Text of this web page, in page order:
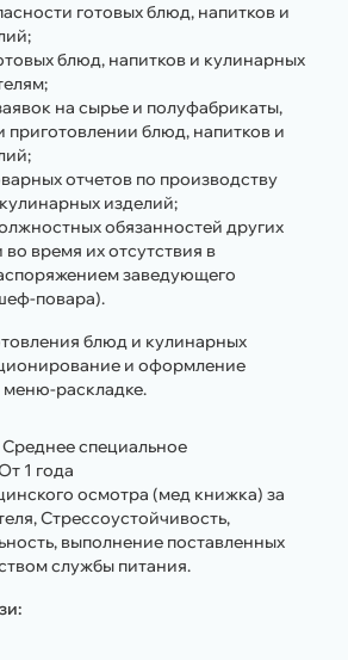
готовых блюд, напитков и
блюд, напитков и кулинарных
на сырье и полуфабрикаты,
приготовлении блюд, напитков и
отчетов по производству
изделий;
обязанностей других
время их отсутствия в
заведующего
повара).
блюд и кулинарных
и оформление
раскладке.
специальное
1 года
осмотра (мед книжка) за
Стрессоустойчивость,
выполнение поставленных
службы питания.